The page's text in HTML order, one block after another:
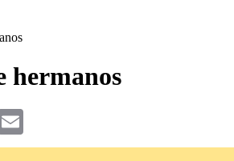
hermanos